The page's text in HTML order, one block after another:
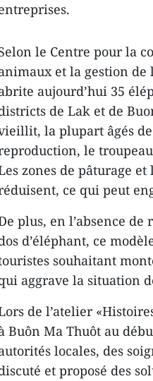
le Centre pour la
et la gestion
aujourd’hui 35
de Lak et de
la plupart âgés de
le
zones de pâturage
ce qui peut
plus, en l’absence
d’éléphant, ce
souhaitant
aggrave la situation
de l’atelier
Buôn Ma Thuôt au
locales, des
et proposé des